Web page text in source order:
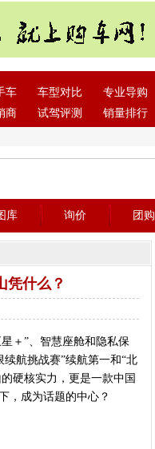
车 车型对比
专业导购
商 试驾评测 销量排行
库 询价 团购
凭什么？
＋”、智慧座舱和隐私保
航挑战赛”续航第一和“北
硬核实力，更是一款中国
，成为话题的中心？